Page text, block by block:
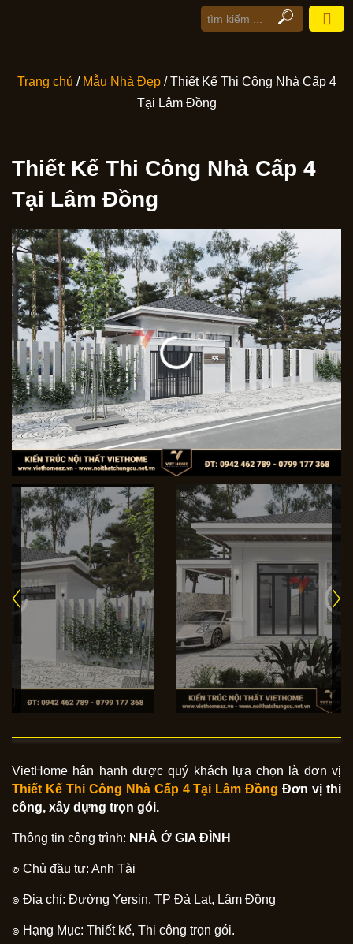
Trang chủ / Mẫu Nhà Đẹp/ Thiết Kế Thi Công Nhà Cấp 4
Tại Lâm Đồng
Thiết Kế Thi Công Nhà Cấp 4
Tại Lâm Đồng
VietHome hân hạnh được quý khách lựa chọn là đơn vị
Thiết Kế Thi Công Nhà Cấp 4 Tại Lâm Đồng Đơn vị thi
công, xây dựng trọn gói.
Thông tin công trình: NHÀ Ở GIA ĐÌNH
๏ Chủ đầu tư: Anh Tài
๏ Địa chỉ: Đường Yersin, TP Đà Lạt, Lâm Đồng
๏ Hạng Mục: Thiết kế, Thi công trọn gói.